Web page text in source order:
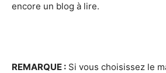
encore un blog à lire.
REMARQUE : Si vous choisissez le